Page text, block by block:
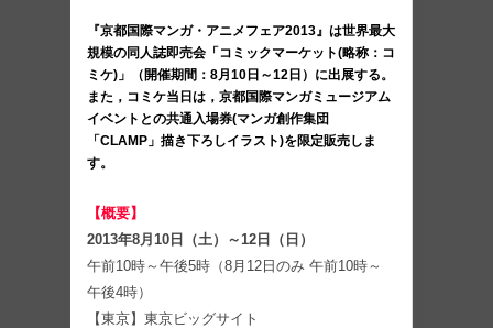
『京都国際マンガ・アニメフェア2013』は世界最大
規模の同人誌即売会「コミックマーケット(略称：コ
ミケ)」（開催期間：8月10日～12日）に出展する。
また，コミケ当日は，京都国際マンガミュージアム
イベントとの共通入場券(マンガ創作集団
「CLAMP」描き下ろしイラスト)を限定販売しま
す。
【概要】
2013年8月10日（土）～12日（日）
午前10時～午後5時（8月12日のみ 午前10時～
午後4時）
【東京】東京ビッグサイト